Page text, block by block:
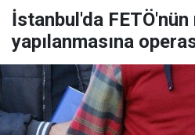
İstanbul'da FETÖ'nün
yapılanmasına